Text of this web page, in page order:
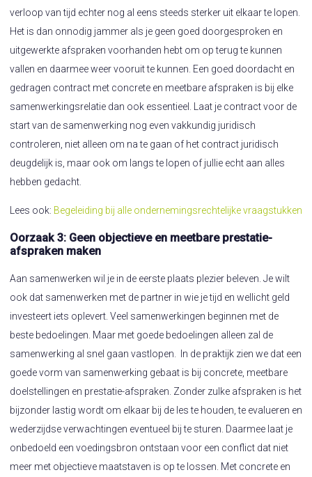
verloop van tijd echter nog al eens steeds sterker uit elkaar te lopen.
Het is dan onnodig jammer als je geen goed doorgesproken en
uitgewerkte afspraken voorhanden hebt om op terug te kunnen
vallen en daarmee weer vooruit te kunnen. Een goed doordacht en
gedragen contract met concrete en meetbare afspraken is bij elke
samenwerkingsrelatie dan ook essentieel. Laat je contract voor de
start van de samenwerking nog even vakkundig juridisch
controleren, niet alleen om na te gaan of het contract juridisch
deugdelijk is, maar ook om langs te lopen of jullie echt aan alles
hebben gedacht.
Lees ook: Begeleiding bij alle ondernemingsrechtelijke vraagstukken
Oorzaak 3: Geen objectieve en meetbare prestatie-
afspraken maken
Aan samenwerken wil je in de eerste plaats plezier beleven. Je wilt
ook dat samenwerken met de partner in wie je tijd en wellicht geld
investeert iets oplevert. Veel samenwerkingen beginnen met de
beste bedoelingen. Maar met goede bedoelingen alleen zal de
samenwerking al snel gaan vastlopen. In de praktijk zien we dat een
goede vorm van samenwerking gebaat is bij concrete, meetbare
doelstellingen en prestatie-afspraken. Zonder zulke afspraken is het
bijzonder lastig wordt om elkaar bij de les te houden, te evalueren en
wederzijdse verwachtingen eventueel bij te sturen. Daarmee laat je
onbedoeld een voedingsbron ontstaan voor een conflict dat niet
meer met objectieve maatstaven is op te lossen. Met concrete en